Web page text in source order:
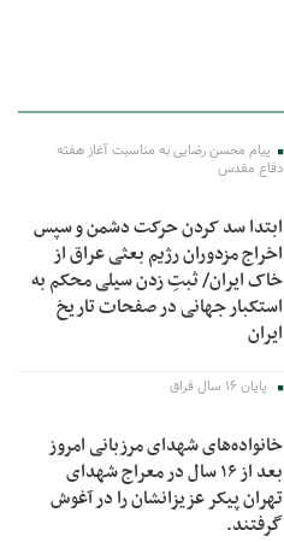
پیام محسن رضایی به مناسبت آغاز هفته
دفاع مقدس
ابتدا سد کردن حرکت دشمن و سپس
اخراج مزدوران رژیم بعثی عراق از
خاک ایران/ ثبتِ زدن سیلی محکم به
استکبار جهانی در صفحات تاریخ
ایران
پایان ۱۶ سال فراق
خانواده‌های شهدای مرزبانی امروز
بعد از ۱۶ سال در معراج شهدای
تهران پیکر عزیزانشان را در آغوش
گرفتند.